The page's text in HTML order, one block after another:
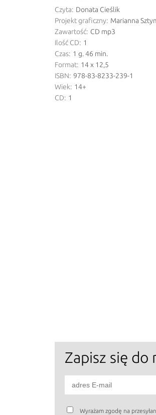
Czyta: Donata Cieślik
Projekt graficzny: Marianna
Zawartość: CD mp3
Ilość CD: 1
Czas: 1 g. 46 min.
Format: 14 x 12,5
ISBN: 978-83-8233-239-1
Wiek: 14+
CD: 1
Zapisz się do
Wyrażam zgodę na